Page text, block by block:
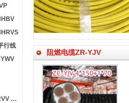
行线
综合电源线RVV KVVR
阻燃电缆ZR-YJV